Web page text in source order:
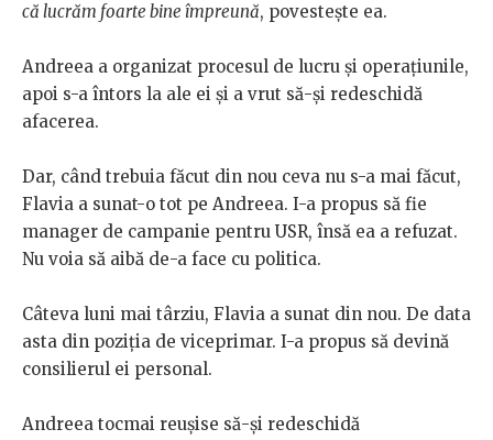
că lucrăm foarte bine împreună, povestește ea.
Andreea a organizat procesul de lucru și operațiunile,
apoi s-a întors la ale ei și a vrut să-și redeschidă
afacerea.
Dar, când trebuia făcut din nou ceva nu s-a mai făcut,
Flavia a sunat-o tot pe Andreea. I-a propus să fie
manager de campanie pentru USR, însă ea a refuzat.
Nu voia să aibă de-a face cu politica.
Câteva luni mai târziu, Flavia a sunat din nou. De data
asta din poziția de viceprimar. I-a propus să devină
consilierul ei personal.
Andreea tocmai reușise să-și redeschidă